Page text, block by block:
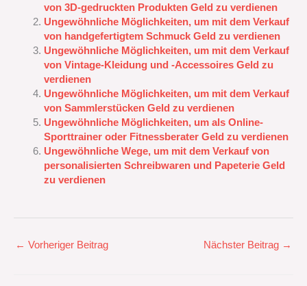
von 3D-gedruckten Produkten Geld zu verdienen
Ungewöhnliche Möglichkeiten, um mit dem Verkauf
von handgefertigtem Schmuck Geld zu verdienen
Ungewöhnliche Möglichkeiten, um mit dem Verkauf
von Vintage-Kleidung und -Accessoires Geld zu
verdienen
Ungewöhnliche Möglichkeiten, um mit dem Verkauf
von Sammlerstücken Geld zu verdienen
Ungewöhnliche Möglichkeiten, um als Online-
Sporttrainer oder Fitnessberater Geld zu verdienen
Ungewöhnliche Wege, um mit dem Verkauf von
personalisierten Schreibwaren und Papeterie Geld
zu verdienen
← Vorheriger Beitrag Nächster Beitrag →